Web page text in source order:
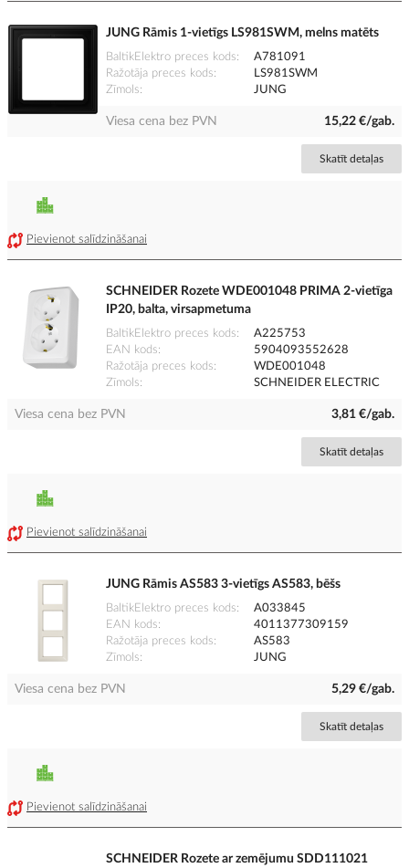
JUNG Rāmis 1-vietīgs LS981SWM, melns matēts
BaltikElektro preces kods
A781091
Ražotāja preces kods
LS981SWM
Zīmols
JUNG
Viesa cena bez PVN 15,22 €/gab.
Skatīt detaļas
Pievienot salīdzināšanai
SCHNEIDER Rozete WDE001048 PRIMA 2-vietīga
IP20, balta, virsapmetuma
BaltikElektro preces kods
A225753
EAN kods
5904093552628
Ražotāja preces kods
WDE001048
Zīmols
SCHNEIDER ELECTRIC
Viesa cena bez PVN 3,81 €/gab.
Skatīt detaļas
Pievienot salīdzināšanai
JUNG Rāmis AS583 3-vietīgs AS583, bēšs
BaltikElektro preces kods
A033845
EAN kods
4011377309159
Ražotāja preces kods
AS583
Zīmols
JUNG
Viesa cena bez PVN 5,29 €/gab.
Skatīt detaļas
Pievienot salīdzināšanai
SCHNEIDER Rozete ar zemējumu SDD111021